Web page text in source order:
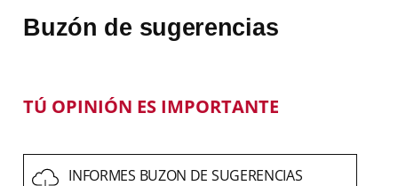
Buzón de sugerencias
TÚ OPINIÓN ES IMPORTANTE
INFORMES BUZON DE SUGERENCIAS